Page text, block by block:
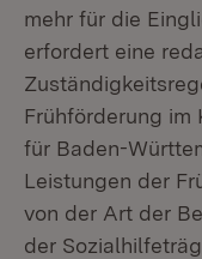
mehr für die
erfordert eine
Frühförderung im
für Baden-
Leistungen der
von der Art der
der